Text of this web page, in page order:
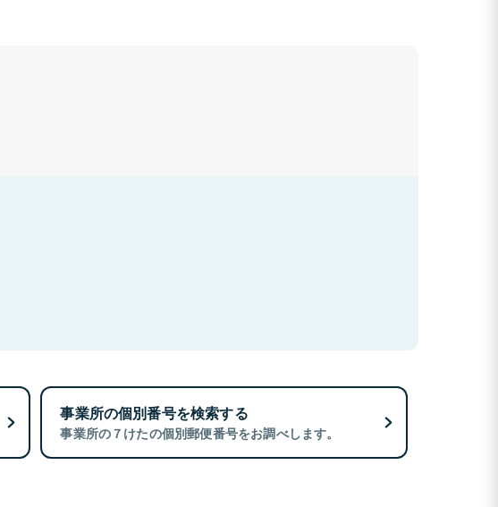
事業所の個別番号を検索する
事業所の７けたの個別郵便番号をお調べします。